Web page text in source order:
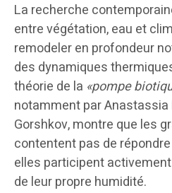
La recherche
entre végétation, eau et
remodeler en profondeur
des dynamiques
théorie de la «pompe
notamment par
Gorshkov, montre que les
contentent pas de
elles participent
de leur propre humidité.